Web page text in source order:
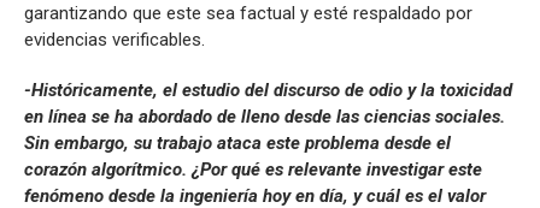
garantizando que este sea factual y esté respaldado por
evidencias verificables.
-Históricamente, el estudio del discurso de odio y la toxicidad
en línea se ha abordado de lleno desde las ciencias sociales.
Sin embargo, su trabajo ataca este problema desde el
corazón algorítmico. ¿Por qué es relevante investigar este
fenómeno desde la ingeniería hoy en día, y cuál es el valor